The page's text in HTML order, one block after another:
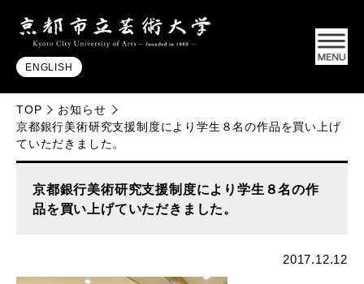
ENGLISH
TOP
お知らせ
京都銀行美術研究支援制度により学生８名の作品を買い上げ
ていただきました。
京都銀行美術研究支援制度により学生８名の作
品を買い上げていただきました。
2017.12.12